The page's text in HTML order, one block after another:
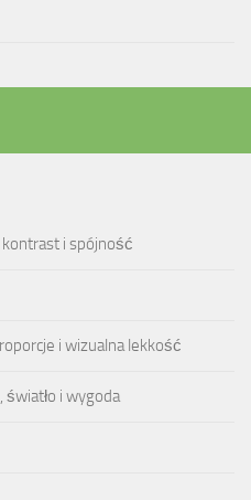
i spójność
i wizualna lekkość
i wygoda